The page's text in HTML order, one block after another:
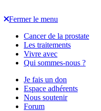
Fermer le menu
Cancer de la prostate
Les traitements
Vivre avec
Qui sommes-nous ?
Je fais un don
Espace adhérents
Nous soutenir
Forum